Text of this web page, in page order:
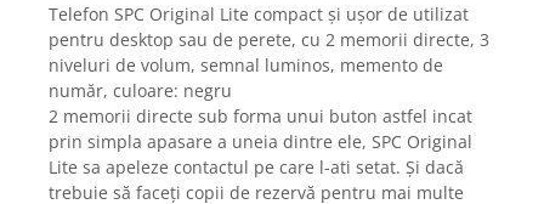
Imbracaminte barbati
Imbracaminte femei
Imbracaminte si Incaltaminte copii
Incaltaminte barbati
Incaltaminte femei
Ochelari de soare
Telefon SPC Original Lite compact și ușor de utilizat
pentru desktop sau de perete, cu 2 memorii directe, 3
niveluri de volum, semnal luminos, memento de
număr, culoare: negru
2 memorii directe sub forma unui buton astfel incat
prin simpla apasare a uneia dintre ele, SPC Original
Lite sa apeleze contactul pe care l-ati setat. Și dacă
trebuie să faceți copii de rezervă pentru mai multe